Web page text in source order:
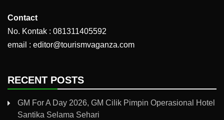
Contact
No. Kontak : 081311405592
email : editor@tourismvaganza.com
RECENT POSTS
GM For A Day 2026, GM Cilik Pimpin Operasional Hotel
Santika Selama Sehari